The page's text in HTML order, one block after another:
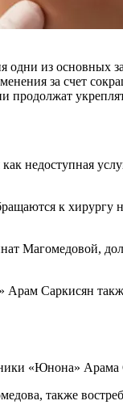
одни из
за счет
продолжат
недоступная
к хирургу
Магомедовой,
Саркисян
«Юнона»
также